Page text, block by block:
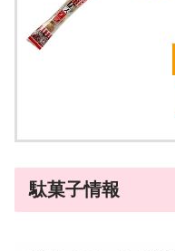
駄菓子情報